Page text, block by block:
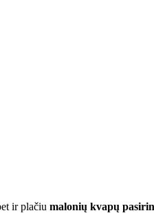
ir plačiu malonių kvapų